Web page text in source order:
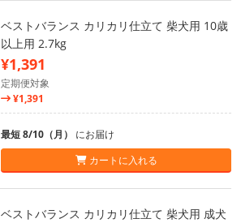
ベストバランス カリカリ仕立て 柴犬用 10歳
以上用 2.7kg
¥1,391
定期便対象
¥1,391
最短 8/10（月） にお届け
カートに入れる
ベストバランス カリカリ仕立て 柴犬用 成犬